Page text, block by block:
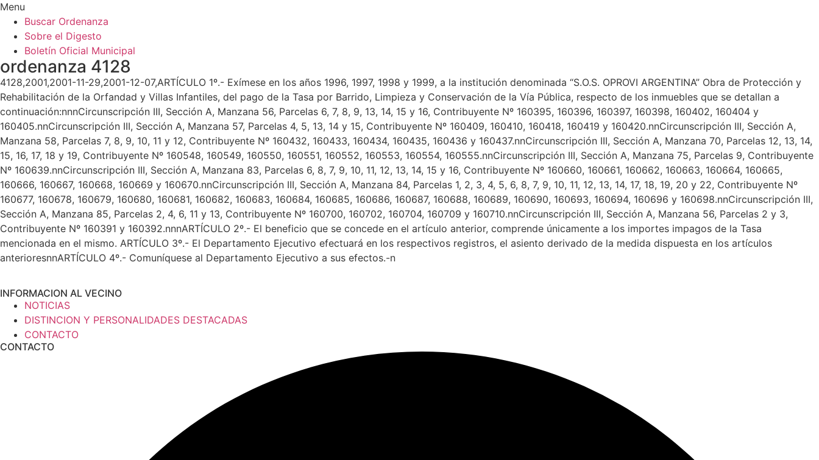
Menu
Buscar Ordenanza
Sobre el Digesto
Boletín Oficial Municipal
ordenanza 4128
4128,2001,2001-11-29,2001-12-07,ARTÍCULO 1º.- Exímese en los años 1996, 1997, 1998 y 1999, a la institución denominada “S.O.S. OPROVI ARGENTINA” Obra de Protección y
Rehabilitación de la Orfandad y Villas Infantiles, del pago de la Tasa por Barrido, Limpieza y Conservación de la Vía Pública, respecto de los inmuebles que se detallan a
continuación:nnnCircunscripción III, Sección A, Manzana 56, Parcelas 6, 7, 8, 9, 13, 14, 15 y 16, Contribuyente Nº 160395, 160396, 160397, 160398, 160402, 160404 y
160405.nnCircunscripción III, Sección A, Manzana 57, Parcelas 4, 5, 13, 14 y 15, Contribuyente Nº 160409, 160410, 160418, 160419 y 160420.nnCircunscripción III, Sección A,
Manzana 58, Parcelas 7, 8, 9, 10, 11 y 12, Contribuyente Nº 160432, 160433, 160434, 160435, 160436 y 160437.nnCircunscripción III, Sección A, Manzana 70, Parcelas 12, 13, 14,
15, 16, 17, 18 y 19, Contribuyente Nº 160548, 160549, 160550, 160551, 160552, 160553, 160554, 160555.nnCircunscripción III, Sección A, Manzana 75, Parcelas 9, Contribuyente
Nº 160639.nnCircunscripción III, Sección A, Manzana 83, Parcelas 6, 8, 7, 9, 10, 11, 12, 13, 14, 15 y 16, Contribuyente Nº 160660, 160661, 160662, 160663, 160664, 160665,
160666, 160667, 160668, 160669 y 160670.nnCircunscripción III, Sección A, Manzana 84, Parcelas 1, 2, 3, 4, 5, 6, 8, 7, 9, 10, 11, 12, 13, 14, 17, 18, 19, 20 y 22, Contribuyente Nº
160677, 160678, 160679, 160680, 160681, 160682, 160683, 160684, 160685, 160686, 160687, 160688, 160689, 160690, 160693, 160694, 160696 y 160698.nnCircunscripción III,
Sección A, Manzana 85, Parcelas 2, 4, 6, 11 y 13, Contribuyente Nº 160700, 160702, 160704, 160709 y 160710.nnCircunscripción III, Sección A, Manzana 56, Parcelas 2 y 3,
Contribuyente Nº 160391 y 160392.nnnARTÍCULO 2º.- El beneficio que se concede en el artículo anterior, comprende únicamente a los importes impagos de la Tasa
mencionada en el mismo. ARTÍCULO 3º.- El Departamento Ejecutivo efectuará en los respectivos registros, el asiento derivado de la medida dispuesta en los artículos
anterioresnnARTÍCULO 4º.- Comuníquese al Departamento Ejecutivo a sus efectos.-n
INFORMACION AL VECINO
NOTICIAS
DISTINCION Y PERSONALIDADES DESTACADAS
CONTACTO
CONTACTO